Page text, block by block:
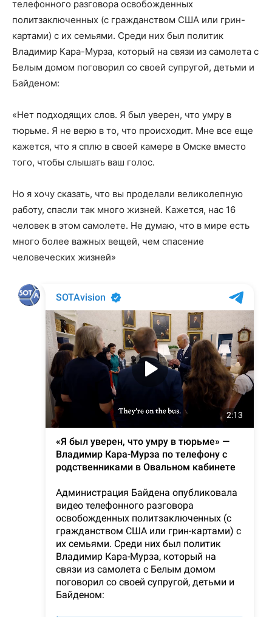
телефонного разговора освобожденных
политзаключенных (с гражданством США или грин-
картами) с их семьями. Среди них был политик
Владимир Кара-Мурза, который на связи из самолета с
Белым домом поговорил со своей супругой, детьми и
Байденом:
«Нет подходящих слов. Я был уверен, что умру в
тюрьме. Я не верю в то, что происходит. Мне все еще
кажется, что я сплю в своей камере в Омске вместо
того, чтобы слышать ваш голос.
Но я хочу сказать, что вы проделали великолепную
работу, спасли так много жизней. Кажется, нас 16
человек в этом самолете. Не думаю, что в мире есть
много более важных вещей, чем спасение
человеческих жизней»